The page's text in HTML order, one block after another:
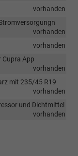
vorhanden
vorhanden
vorhanden
Cupra App
vorhanden
mit 235/45 R19
vorhanden
und Dichtmittel
vorhanden